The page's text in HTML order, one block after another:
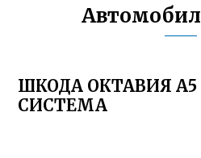
ШКОДА ОКТАВИЯ
СИСТЕМА